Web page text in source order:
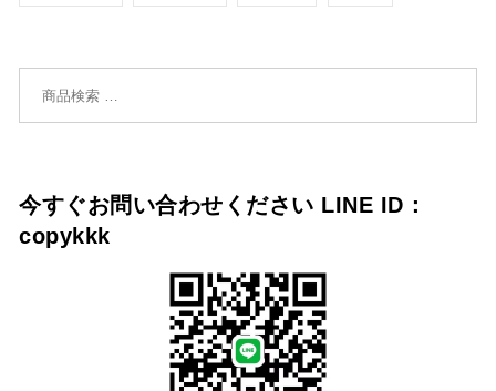
今すぐお問い合わせください LINE ID：
copykkk